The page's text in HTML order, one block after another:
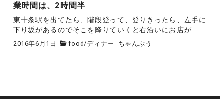
業時間は、2時間半
東十条駅を出てたら、階段登って、登りきったら、左手に
下り坂があるのでそこを降りていくと右沿いにお店が...
2016年6月1日 food/ディナー ちゃんぶう